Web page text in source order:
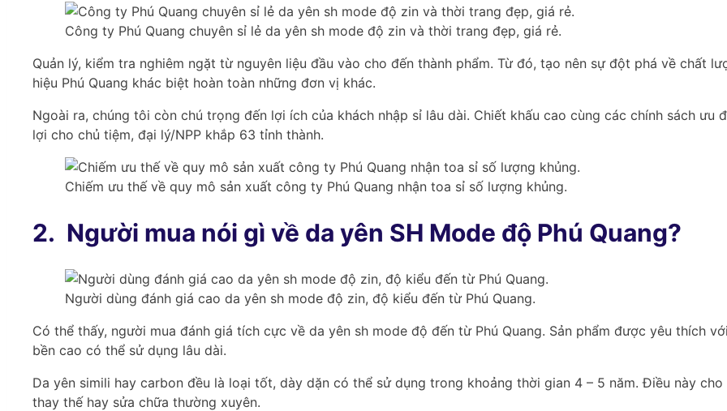
Công ty Phú Quang chuyên sỉ lẻ da yên sh mode độ zin và thời trang đẹp, giá rẻ.
Quản lý, kiểm tra nghiêm ngặt từ nguyên liệu đầu vào cho đến thành phẩm. Từ đó, tạo nên sự đột phá về chất
hiệu Phú Quang khác biệt hoàn toàn những đơn vị khác.
Ngoài ra, chúng tôi còn chú trọng đến lợi ích của khách nhập sỉ lâu dài. Chiết khấu cao cùng các chính sách ưu
lợi cho chủ tiệm, đại lý/NPP khắp 63 tỉnh thành.
Chiếm ưu thế về quy mô sản xuất công ty Phú Quang nhận toa sỉ số lượng khủng.
2. Người mua nói gì về da yên SH Mode độ Phú Quang?
Người dùng đánh giá cao da yên sh mode độ zin, độ kiểu đến từ Phú Quang.
Có thể thấy, người mua đánh giá tích cực về da yên sh mode độ đến từ Phú Quang. Sản phẩm được yêu thích
bền cao có thể sử dụng lâu dài.
Da yên simili hay carbon đều là loại tốt, dày dặn có thể sử dụng trong khoảng thời gian 4 – 5 năm. Điều này
thay thế hay sửa chữa thường xuyên.